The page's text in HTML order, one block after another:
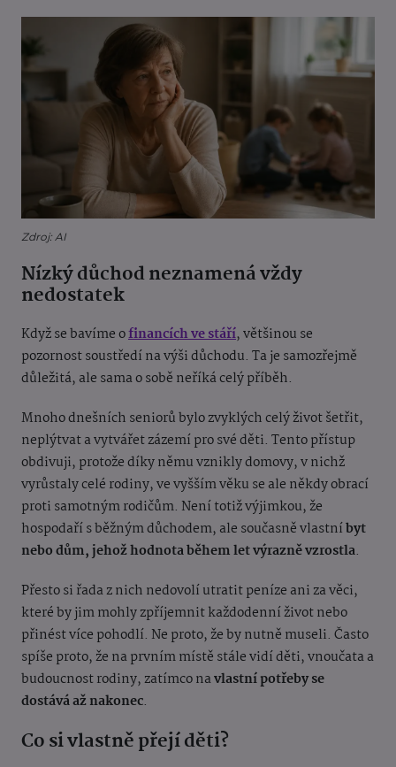
Zdroj: AI
Nízký důchod neznamená vždy
nedostatek
Když se bavíme ofinancích ve stáří, většinou se
pozornost soustředí na výši důchodu. Ta je samozřejmě
důležitá, ale sama o sobě neříká celý příběh.
Mnoho dnešních seniorů bylo zvyklých celý život šetřit,
neplýtvat a vytvářet zázemí pro své děti. Tento přístup
obdivuji, protože díky němu vznikly domovy, v nichž
vyrůstaly celé rodiny, ve vyšším věku se ale někdy obrací
proti samotným rodičům. Není totiž výjimkou, že
hospodaří s běžným důchodem, ale současně vlastníbyt
nebo dům, jehož hodnota během let výrazně vzrostla.
Přesto si řada z nich nedovolí utratit peníze ani za věci,
které by jim mohly zpříjemnit každodenní život nebo
přinést více pohodlí. Ne proto, že by nutně museli. Často
spíše proto, že na prvním místě stále vidí děti, vnoučata a
budoucnost rodiny, zatímco navlastní potřeby se
dostává až nakonec.
Co si vlastně přejí děti?